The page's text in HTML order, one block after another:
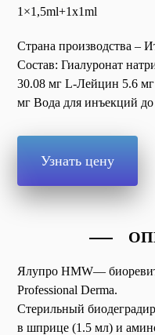
1×1,5ml+1x1ml
Страна производства –
Состав: Гиалуронат
30.08 мг L-Лейцин 5.6
мг Вода для инъекций
Узнать цену
Ялупро HMW—
Professional Derma.
Стерильный
в шприце (1.5 мл) и